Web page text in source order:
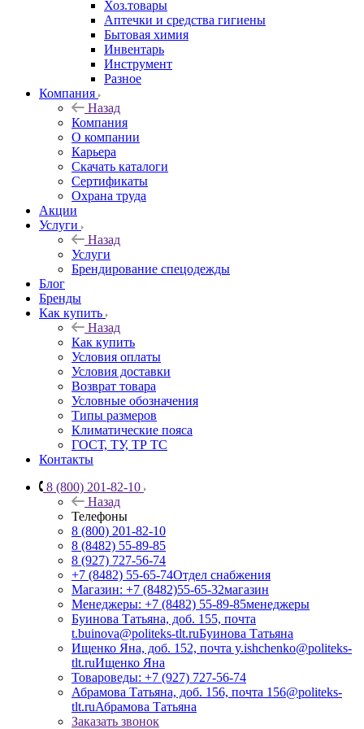
Хоз.товары
Аптечки и средства гигиены
Бытовая химия
Инвентарь
Инструмент
Разное
Компания
Назад
Компания
О компании
Карьера
Cкачать каталоги
Сертификаты
Охрана труда
Акции
Услуги
Назад
Услуги
Брендирование спецодежды
Блог
Бренды
Как купить
Назад
Как купить
Условия оплаты
Условия доставки
Возврат товара
Условные обозначения
Типы размеров
Климатические пояса
ГОСТ, ТУ, ТР ТС
Контакты
8 (800) 201-82-10
Назад
Телефоны
8 (800) 201-82-10
8 (8482) 55-89-85
8 (927) 727-56-74
+7 (8482) 55-65-74Отдел снабжения
Магазин: +7 (8482)55-65-32магазин
Менеджеры: +7 (8482) 55-89-85менеджеры
Буинова Татьяна, доб. 155, почта
t.buinova@politeks-tlt.ruБуинова Татьяна
Ищенко Яна, доб. 152, почта y.ishchenko@politeks-
tlt.ruИщенко Яна
Товароведы: +7 (927) 727-56-74
Абрамова Татьяна, доб. 156, почта 156@politeks-
tlt.ruАбрамова Татьяна
Заказать звонок